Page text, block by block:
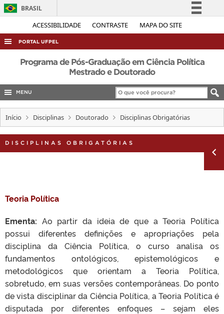
ACESSIBILIDADE CONTRASTE MAPA DO SITE
BRASIL
Simplifique!
Acesso à informação
Legislação
Canais
PORTAL UFPEL
ACESSO À INFORMAÇÃO
COBALTO
CONCURSOS
EDITAIS
INTERNACIONAL
Programa de Pós-Graduação em Ciência Política
Mestrado e Doutorado
MENU
Início Disciplinas Doutorado Disciplinas Obrigatórias
DISCIPLINAS OBRIGATÓRIAS
Teoria Política
Ementa: Ao partir da ideia de que a Teoria Política
possui diferentes definições e apropriações pela
disciplina da Ciência Política, o curso analisa os
fundamentos ontológicos, epistemológicos e
metodológicos que orientam a Teoria Política,
sobretudo, em suas versões contemporâneas. Do ponto
de vista disciplinar da Ciência Política, a Teoria Política é
disputada por diferentes enfoques – sejam eles